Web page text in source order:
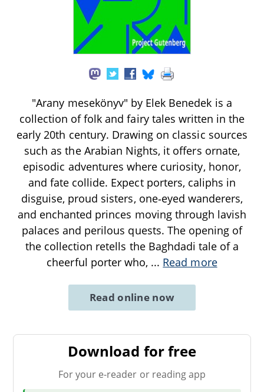
"Arany mesekönyv" by Elek Benedek is a
collection of folk and fairy tales written in the
early 20th century. Drawing on classic sources
such as the Arabian Nights, it offers ornate,
episodic adventures where curiosity, honor,
and fate collide. Expect porters, caliphs in
disguise, proud sisters, one‑eyed wanderers,
and enchanted princes moving through lavish
palaces and perilous quests. The opening of
the collection retells the Baghdadi tale of a
cheerful porter who, ... Read more
Read online now
Download for free
For your e-reader or reading app